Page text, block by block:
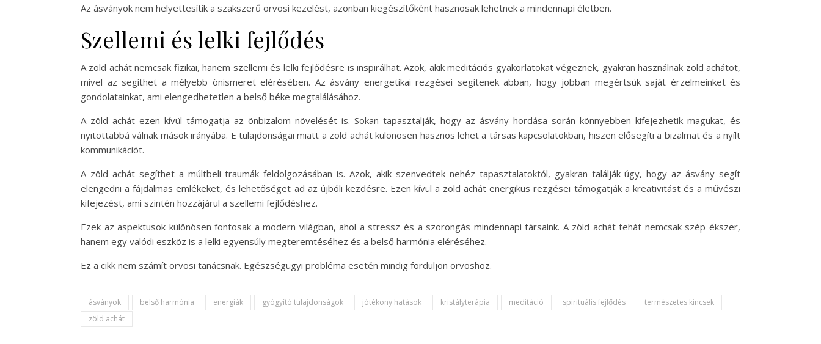
Az ásványok nem helyettesítik a szakszerű orvosi kezelést, azonban kiegészítőként hasznosak lehetnek a mindennapi életben.
Szellemi és lelki fejlődés
A zöld achát nemcsak fizikai, hanem szellemi és lelki fejlődésre is inspirálhat. Azok, akik meditációs gyakorlatokat végeznek, gyakran használnak zöld achátot,
mivel az segíthet a mélyebb önismeret elérésében. Az ásvány energetikai rezgései segítenek abban, hogy jobban megértsük saját érzelmeinket és
gondolatainkat, ami elengedhetetlen a belső béke megtalálásához.
A zöld achát ezen kívül támogatja az önbizalom növelését is. Sokan tapasztalják, hogy az ásvány hordása során könnyebben kifejezhetik magukat, és
nyitottabbá válnak mások irányába. E tulajdonságai miatt a zöld achát különösen hasznos lehet a társas kapcsolatokban, hiszen elősegíti a bizalmat és a nyílt
kommunikációt.
A zöld achát segíthet a múltbeli traumák feldolgozásában is. Azok, akik szenvedtek nehéz tapasztalatoktól, gyakran találják úgy, hogy az ásvány segít
elengedni a fájdalmas emlékeket, és lehetőséget ad az újbóli kezdésre. Ezen kívül a zöld achát energikus rezgései támogatják a kreativitást és a művészi
kifejezést, ami szintén hozzájárul a szellemi fejlődéshez.
Ezek az aspektusok különösen fontosak a modern világban, ahol a stressz és a szorongás mindennapi társaink. A zöld achát tehát nemcsak szép ékszer,
hanem egy valódi eszköz is a lelki egyensúly megteremtéséhez és a belső harmónia eléréséhez.
Ez a cikk nem számít orvosi tanácsnak. Egészségügyi probléma esetén mindig forduljon orvoshoz.
ásványok belső harmónia energiák gyógyító tulajdonságok jótékony hatások kristályterápia meditáció spirituális fejlődés
természetes kincsek
zöld achát